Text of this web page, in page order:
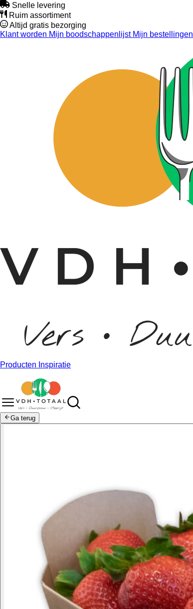
Snelle levering
Ruim assortiment
Altijd gratis bezorging
Klant worden Mijn boodschappenlijstMijn bestellingen
Producten Inspiratie
Ga terug